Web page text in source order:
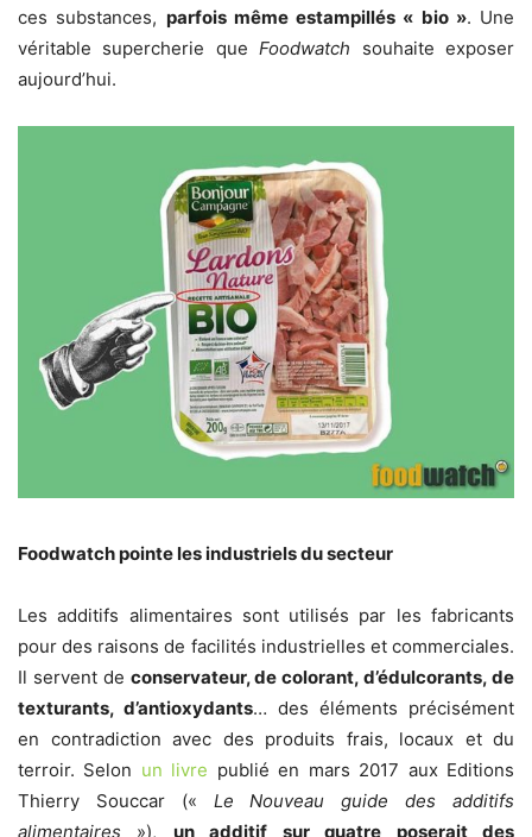
ces substances, parfois même estampillés « bio ». Une
véritable supercherie queFoodwatch souhaite exposer
aujourd’hui.
Foodwatch pointe les industriels du secteur
Les additifs alimentaires sont utilisés par les fabricants
pour des raisons de facilités industrielles et commerciales.
Il servent de conservateur, de colorant, d’édulcorants, de
texturants, d’antioxydants… des éléments précisément
en contradiction avec des produits frais, locaux et du
terroir. Selon un livre publié en mars 2017 aux Editions
Thierry Souccar (« Le Nouveau guide des additifs
alimentaires »), un additif sur quatre poserait des